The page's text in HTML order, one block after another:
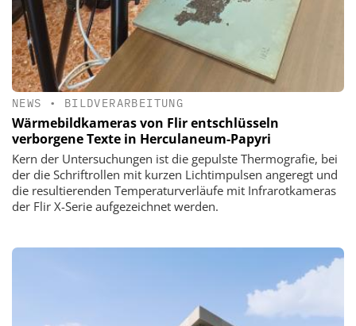
NEWS • BILDVERARBEITUNG
Wärmebildkameras von Flir entschlüsseln
verborgene Texte in Herculaneum-Papyri
Kern der Untersuchungen ist die gepulste Thermografie, bei
der die Schriftrollen mit kurzen Lichtimpulsen angeregt und
die resultierenden Temperaturverläufe mit Infrarotkameras
der Flir X-Serie aufgezeichnet werden.